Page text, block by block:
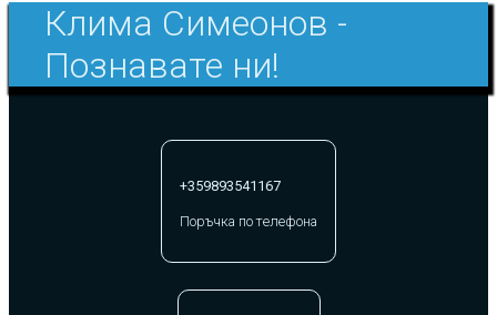
Клима Симеонов -
Познавате ни!
+359893541167
Поръчка по телефона